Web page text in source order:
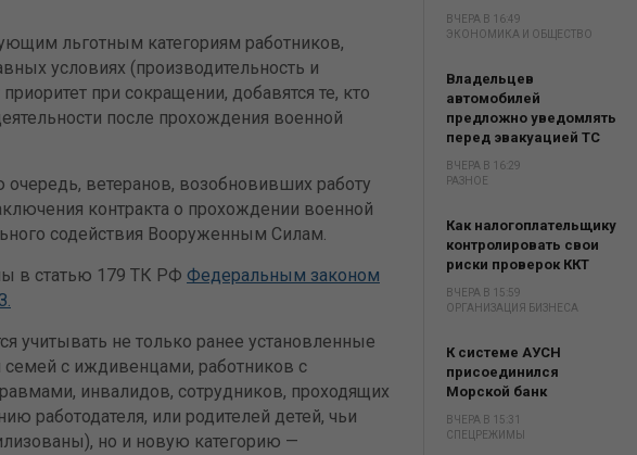
льготным категориям работников,
условиях (производительность и
при сокращении, добавятся те, кто
после прохождения военной
очередь, ветеранов, возобновивших работу
контракта о прохождении военной
содействия Вооруженным Силам.
в статью 179 ТК РФ Федеральным законом
учитывать не только ранее установленные
семей с иждивенцами, работников с
инвалидов, сотрудников, проходящих
работодателя, или родителей детей, чьи
но и новую категорию —
ВЧЕРА В 16:49
ЭКОНОМИКА И ОБЩЕСТВО
Владельцев
автомобилей
предложно уведомлять
перед эвакуацией ТС
ВЧЕРА В 16:29
РАЗНОЕ
Как налогоплательщику
контролировать свои
риски проверок ККТ
ВЧЕРА В 15:59
ОРГАНИЗАЦИЯ БИЗНЕСА
К системе АУСН
присоединился
Морской банк
ВЧЕРА В 15:31
СПЕЦРЕЖИМЫ